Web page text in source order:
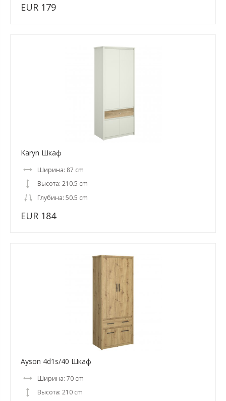
EUR 179
Karyn Шкаф
Ширина: 87 cm
Высота: 210.5 cm
Глубина: 50.5 cm
EUR 184
Ayson 4d1s/40 Шкаф
Ширина: 70 cm
Высота: 210 cm